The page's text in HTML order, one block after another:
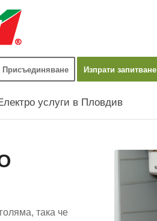
Присъединяване Изпрати запитване
услуги в Пловдив
така че